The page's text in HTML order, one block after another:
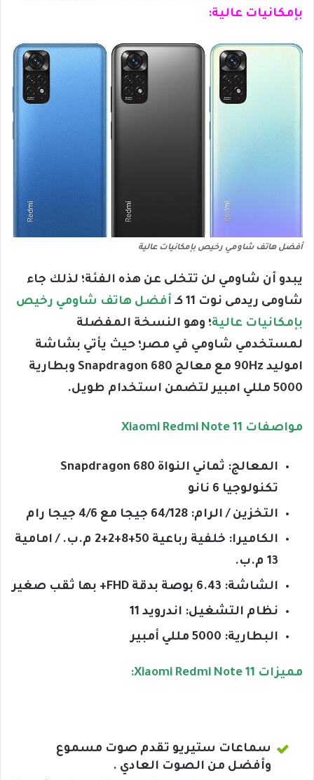
بإمكانيات عالية:
أفضل هاتف شاومي رخيص بإمكانيات عالية
يبدو أن شاومي لن تتخلى عن هذه الفئة؛ لذلك جاء
شاومى ريدمى نوت 11 كـ
أفضل هاتف شاومي رخيص
بإمكانيات عالية؛ وهو النسخة المفضلة
لمستخدمي شاومي في مصر؛ حيث يأتي بشاشة
اموليد 90Hz مع معالج Snapdragon 680 وبطارية
5000 مللي امبير لتضمن استخدام طويل.
مواصفات Xiaomi Redmi Note 11
المعالج: ثماني النواة Snapdragon 680
تكنولوجيا 6 نانو
التخزين / الرام: 64/128 جيجا مع 4/6 جيجا رام
الكاميرا: خلفية رباعية 50+8+2+2 م.ب. / امامية
13 م.ب.
الشاشة: 6.43 بوصة بدقة FHD+ بها ثقب صغير
نظام التشغيل: اندرويد 11
البطارية: 5000 مللي أمبير
مميزات Xiaomi Redmi Note 11:
سماعات ستيريو تقدم صوت مسموع
وأفضل من الصوت العادي .